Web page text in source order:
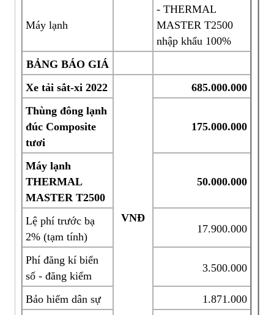
Máy lạnh
- THERMAL
MASTER T2500
nhập khẩu 100%
BẢNG BÁO GIÁ
Xe tải sắt-xi 2022
VNĐ
685.000.000
Thùng đông lạnh
đúc Composite
tươi
175.000.000
Máy lạnh
THERMAL
MASTER T2500
50.000.000
Lệ phí trước bạ
2% (tạm tính)
17.900.000
Phí đăng kí biển
số - đăng kiểm
3.500.000
Bảo hiểm dân sự
1.871.000